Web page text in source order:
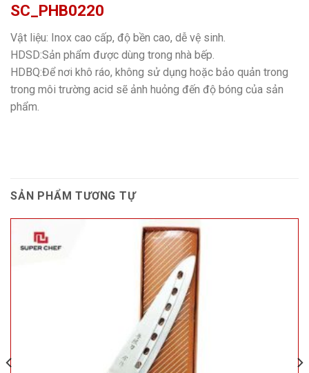
SC_PHB0220
Vật liệu: Inox cao cấp, độ bền cao, dễ vệ sinh.
HDSD:Sản phẩm được dùng trong nhà bếp.
HDBQ:Để nơi khô ráo, không sử dụng hoặc bảo quản trong
trong môi trường acid sẽ ảnh huỏng đến độ bóng của sản
phẩm.
SẢN PHẨM TƯƠNG TỰ